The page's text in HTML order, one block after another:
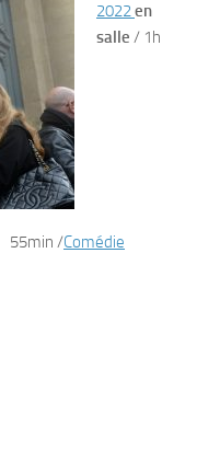
2022en
salle / 1h
55min /Comédie